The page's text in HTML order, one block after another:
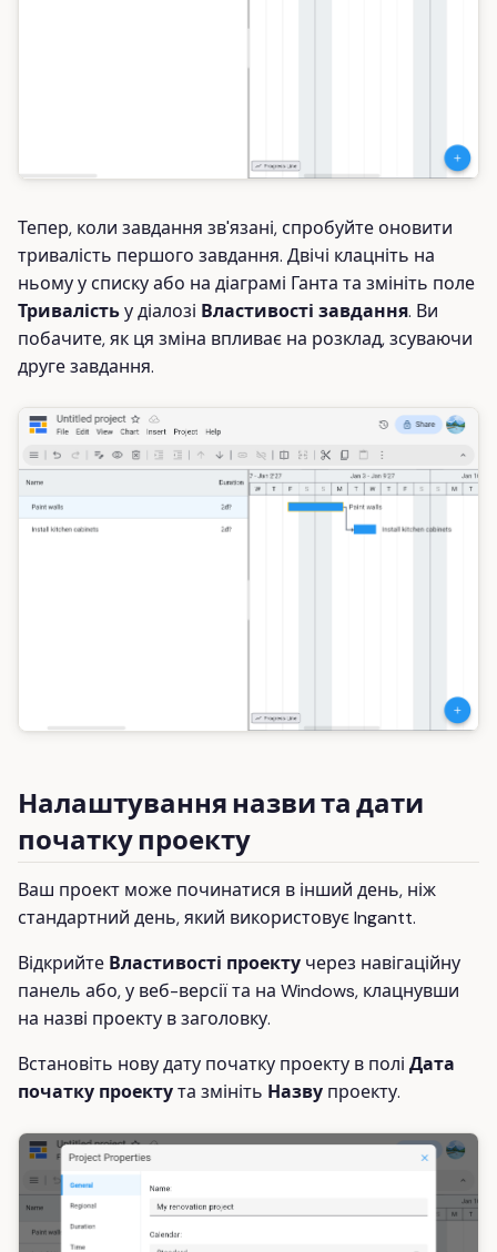
Тепер, коли завдання зв'язані, спробуйте оновити
тривалість першого завдання. Двічі клацніть на
ньому у списку або на діаграмі Ганта та змініть поле
Тривалістьу діалозі Властивості завдання. Ви
побачите, як ця зміна впливає на розклад, зсуваючи
друге завдання.
Налаштування назви та дати
початку проекту
Ваш проект може починатися в інший день, ніж
стандартний день, який використовує Ingantt.
Відкрийте Властивості проекту через навігаційну
панель або, у веб-версії та на Windows, клацнувши
на назві проекту в заголовку.
Встановіть нову дату початку проекту в полі Дата
початку проектута змініть Назву проекту.